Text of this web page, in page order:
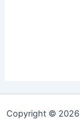
Copyright ©